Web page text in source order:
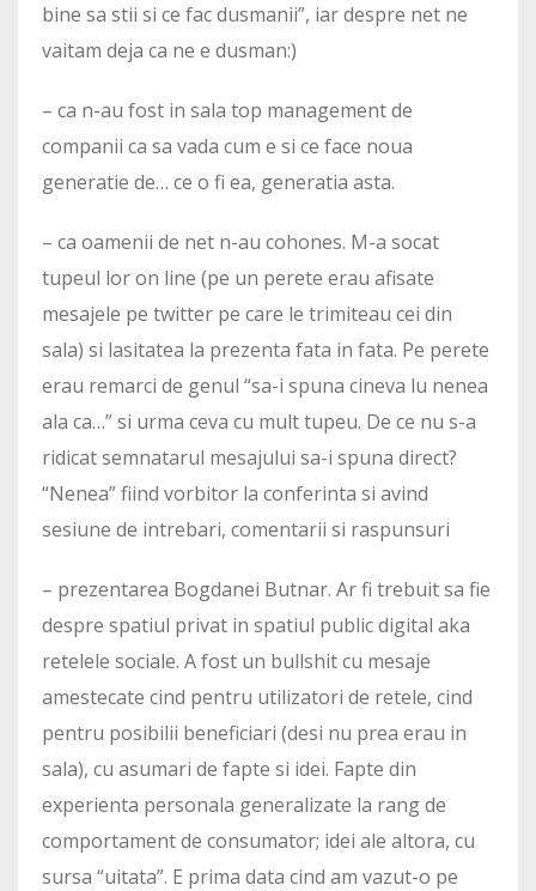
bine sa stii si ce fac dusmanii”, iar despre net ne
vaitam deja ca ne e dusman:)
– ca n-au fost in sala top management de
companii ca sa vada cum e si ce face noua
generatie de… ce o fi ea, generatia asta.
– ca oamenii de net n-au cohones. M-a socat
tupeul lor on line (pe un perete erau afisate
mesajele pe twitter pe care le trimiteau cei din
sala) si lasitatea la prezenta fata in fata. Pe perete
erau remarci de genul “sa-i spuna cineva lu nenea
ala ca…” si urma ceva cu mult tupeu. De ce nu s-a
ridicat semnatarul mesajului sa-i spuna direct?
“Nenea” fiind vorbitor la conferinta si avind
sesiune de intrebari, comentarii si raspunsuri
– prezentarea Bogdanei Butnar. Ar fi trebuit sa fie
despre spatiul privat in spatiul public digital aka
retelele sociale. A fost un bullshit cu mesaje
amestecate cind pentru utilizatori de retele, cind
pentru posibilii beneficiari (desi nu prea erau in
sala), cu asumari de fapte si idei. Fapte din
experienta personala generalizate la rang de
comportament de consumator; idei ale altora, cu
sursa “uitata”. E prima data cind am vazut-o pe